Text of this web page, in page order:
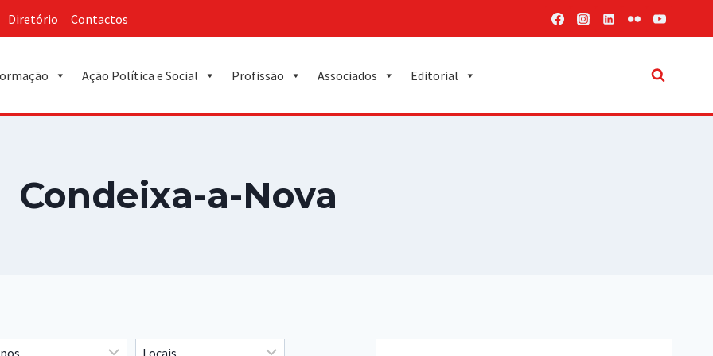
Diretório Contactos
Ação Política e Social Profissão Associados Editorial
Condeixa-a-Nova